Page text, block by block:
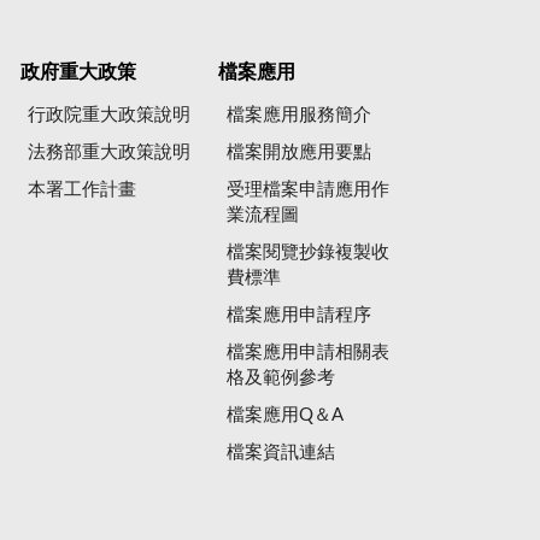
政府重大政策
行政院重大政策說明
法務部重大政策說明
本署工作計畫
檔案應用
檔案應用服務簡介
檔案開放應用要點
受理檔案申請應用作
業流程圖
檔案閱覽抄錄複製收
費標準
檔案應用申請程序
檔案應用申請相關表
格及範例參考
檔案應用Q＆A
檔案資訊連結